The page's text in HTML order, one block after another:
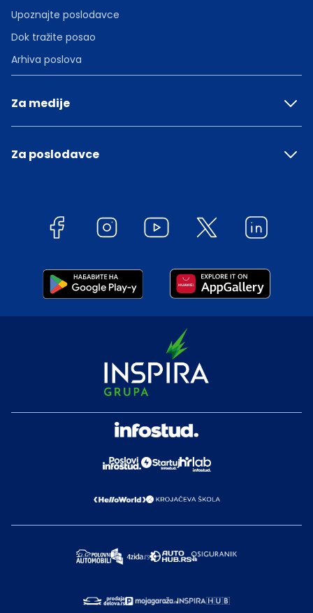
Upoznajte poslodavce
Dok tražite posao
Arhiva poslova
Za medije
Za poslodavce